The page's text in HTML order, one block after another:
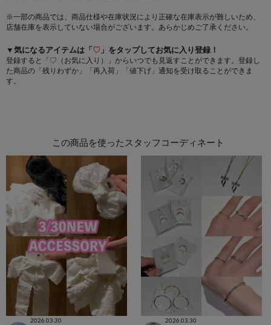
※一部の商品では、商品仕様や在庫状況により正確な在庫表示が難しいため、
店舗在庫を表示していない場合がございます。あらかじめご了承ください。
▼気になるアイテムは「♡ 」をタップしてお気に入り登録！
登録すると「♡（お気に入り）」からいつでも見返すことができます。登録し
た商品の「残りわずか」「再入荷」「値下げ」通知を受け取ることができま
す。
この商品を使ったスタッフコーディネート
2026.03.30
2026.03.30